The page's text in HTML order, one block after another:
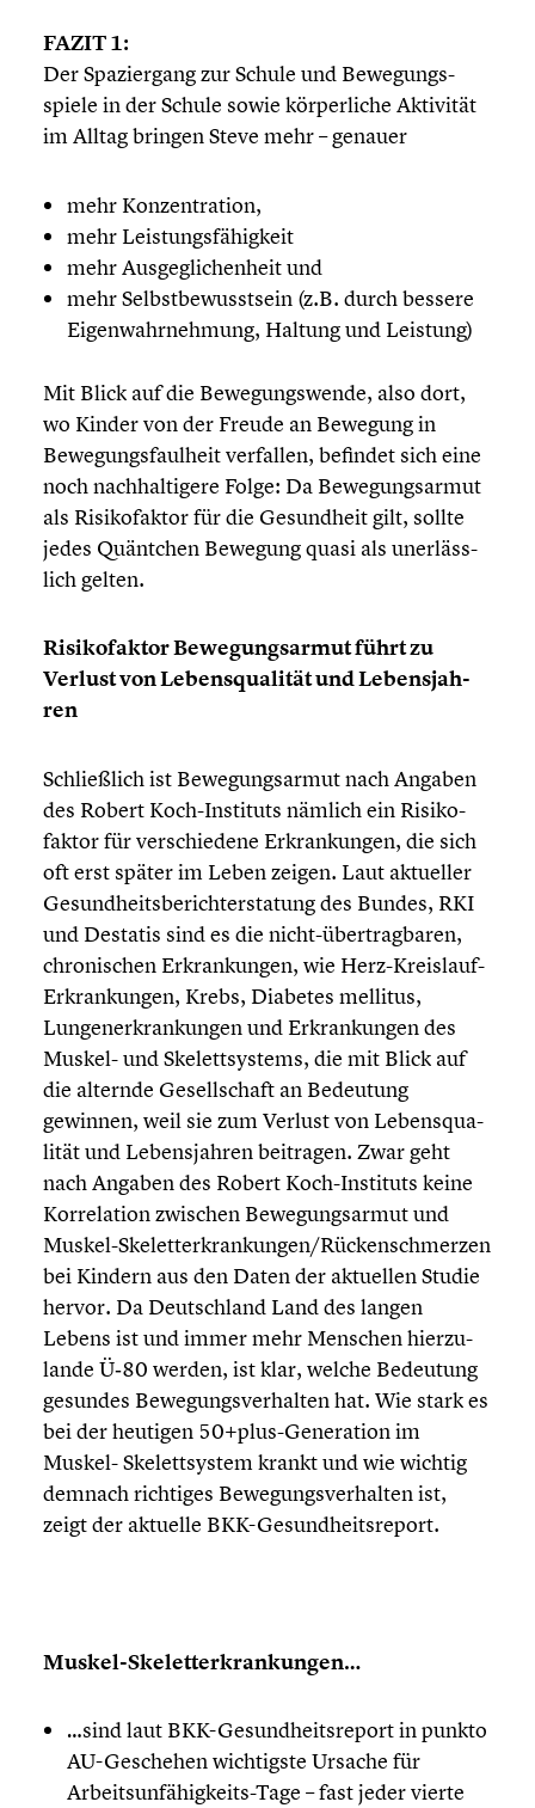
FAZIT 1:
Der Spazier­gang zur Schule und Bewegungs­
spiele in der Schule sowie körper­li­che Aktivität
im Alltag bringen Steve mehr – genauer
mehr Konzen­tra­tion,
mehr Leistungs­fä­hig­keit
mehr Ausge­gli­chen­heit und
mehr Selbst­be­wusst­sein (z.B. durch bessere
Eigen­wahr­neh­mung, Haltung und Leistung)
Mit Blick auf die Bewegungs­wende, also dort,
wo Kinder von der Freude an Bewegung in
Bewegungs­faul­heit verfallen, befindet sich eine
noch nachhal­ti­gere Folge: Da Bewegungs­ar­mut
als Risiko­fak­tor für die Gesund­heit gilt, sollte
jedes Quäntchen Bewegung quasi als unerläss­
lich gelten.
Risiko­fak­tor Bewegungs­ar­mut führt zu
Verlust von Lebens­qua­li­tät und Lebens­jah­
ren
Schließ­lich ist Bewegungs­ar­mut nach Angaben
des Robert Koch-Instituts nämlich ein Risiko­
fak­tor für verschie­dene Erkran­kun­gen, die sich
oft erst später im Leben zeigen. Laut aktueller
Gesund­heits­be­richt­er­sta­tung des Bundes, RKI
und Destatis sind es die nicht-übertragbaren,
chroni­schen Erkran­kun­gen, wie Herz-Kreislauf-
Erkrankungen, Krebs, Diabetes mellitus,
Lungen­er­kran­kun­gen und Erkran­kun­gen des
Muskel- und Skelett­sys­tems, die mit Blick auf
die alternde Gesell­schaft an Bedeutung
gewinnen, weil sie zum Verlust von Lebens­qua­
li­tät und Lebens­jah­ren beitragen. Zwar geht
nach Angaben des Robert Koch-Instituts keine
Korre­la­tion zwischen Bewegungs­ar­mut und
Muskel-Skeletterkrankungen/Rückenschmerzen
bei Kindern aus den Daten der aktuellen Studie
hervor. Da Deutsch­land Land des langen
Lebens ist und immer mehr Menschen hierzu­
lande Ü‑80 werden, ist klar, welche Bedeutung
gesundes Bewegungs­ver­hal­ten hat. Wie stark es
bei der heutigen 50+plus-Generation im
Muskel- Skelett­sys­tem krankt und wie wichtig
demnach richtiges Bewegungs­ver­hal­ten ist,
zeigt der aktuelle BKK-Gesundheitsreport.
Muskel-Skeletterkrankungen…
…sind laut BKK-Gesundheitsreport in punkto
AU-Geschehen wichtigste Ursache für
Arbeitsunfähigkeits-Tage – fast jeder vierte